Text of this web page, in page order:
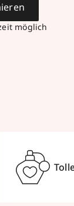
möglich